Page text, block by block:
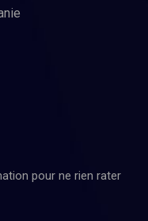
pour ne rien rater